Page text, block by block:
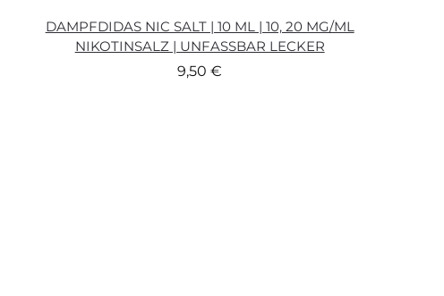
DAMPFDIDAS NIC SALT | 10 ML | 10, 20 MG/ML
NIKOTINSALZ | UNFASSBAR LECKER
9,50€